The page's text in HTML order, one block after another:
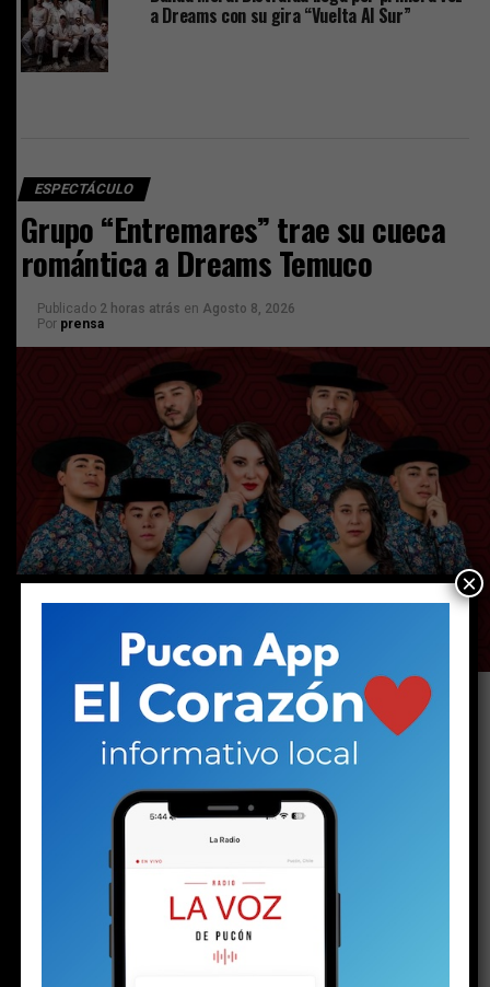
a Dreams con su gira “Vuelta Al Sur”
ESPECTÁCULO
Grupo “Entremares” trae su cueca
romántica a Dreams Temuco
Publicado 2 horas atrás en Agosto 8, 2026
Por prensa
Sábado. La destacada agrupación del Biobío llegará
por primera vez al escenario del Lucky 7, donde hará
un recorrido por sus grandes éxitos y sus más
recientes lanzamientos.
La cueca romántica tendrá una cita especial en el
7 de Dreams Temuco con el esperado debut de
Entremares, una de las agrupaciones más populares
×